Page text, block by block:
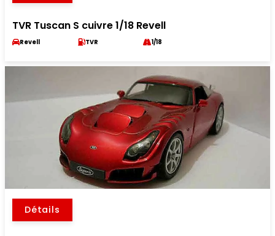
TVR Tuscan S cuivre 1/18 Revell
Revell TVR 1/18
Détails